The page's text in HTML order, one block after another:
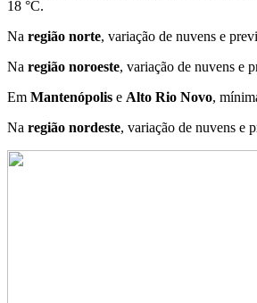
18 °C.
Na região norte, variação de nuvens e
Na região noroeste, variação de nuvens e
Em Mantenópolis e Alto Rio Novo,
Na região nordeste, variação de nuvens e